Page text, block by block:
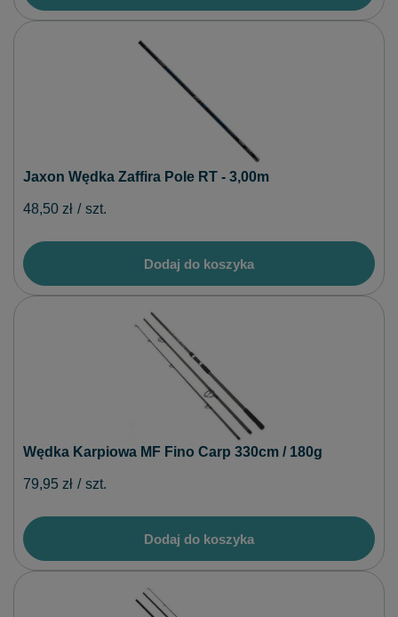
Jaxon Wędka Zaffira Pole RT - 3,00m
48,50 zł / szt.
Dodaj do koszyka
Wędka Karpiowa MF Fino Carp 330cm / 180g
79,95 zł / szt.
Dodaj do koszyka